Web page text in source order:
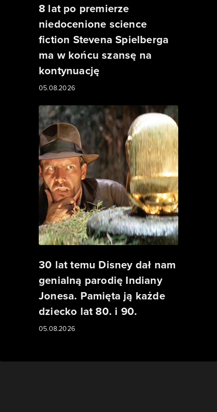
8 lat po premierze
niedocenione science
fiction Stevena Spielberga
ma w końcu szansę na
kontynuację
05.08.2026
30 lat temu Disney dał nam
genialną parodię Indiany
Jonesa. Pamięta ją każde
dziecko lat 80. i 90.
05.08.2026